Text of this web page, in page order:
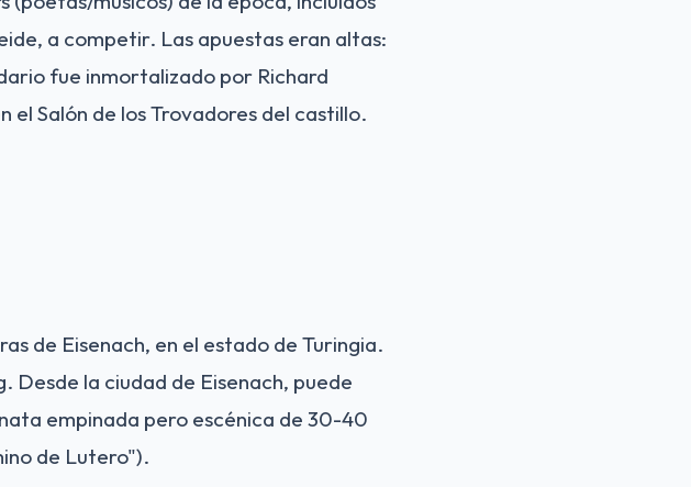
a competir. Las apuestas eran altas:
fue inmortalizado por Richard
el Salón de los Trovadores del castillo.
de Eisenach, en el estado de Turingia.
Desde la ciudad de Eisenach, puede
empinada pero escénica de 30-40
de Lutero").